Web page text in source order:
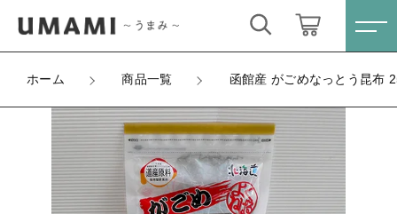
ホーム 商品一覧 函館産 がごめなっとう昆布
函館産 がごめなっとう昆布 25g袋入
数量
450円 （税込）
ログイン / 会員登録
お気に入り すべて
北海道産昆布
キーワード検索
こだわり検索
親カテゴリ